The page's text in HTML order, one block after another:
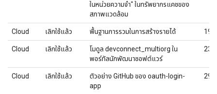
ในหน่วยความจำ" ในทรัพยากรแคชของ
สภาพแวดล้อม
Cloud เลิกใช้แล้ว พื้นฐานการรวมในการสร้างรายได้ 19/
Cloud เลิกใช้แล้ว
โมดูล devconnect_multiorg ใน
พอร์ทัลนักพัฒนาซอฟต์แวร์
23/
Cloud เลิกใช้แล้ว
ตัวอย่าง GitHub ของ oauth-login-
app
29/